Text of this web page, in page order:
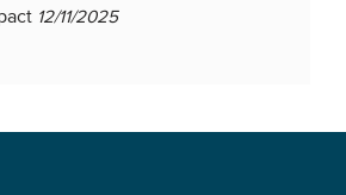
Engagement
12/11/2025